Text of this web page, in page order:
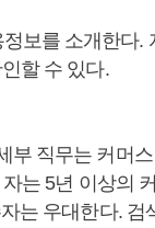
보를 소개한다.
할 수 있다.
부 직무는 커머
는 5년 이상의
는 우대한다. 검